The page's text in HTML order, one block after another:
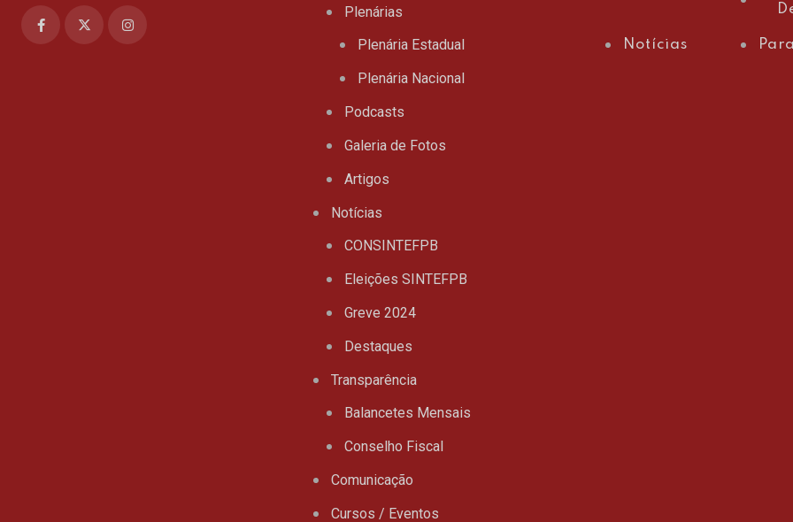
Plenárias
Plenária Estadual
Plenária Nacional
Podcasts
Galeria de Fotos
Artigos
Notícias
CONSINTEFPB
Eleições SINTEFPB
Greve 2024
Destaques
Transparência
Balancetes Mensais
Conselho Fiscal
Comunicação
Cursos / Eventos
Notícias